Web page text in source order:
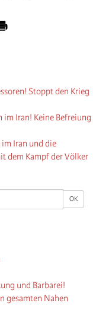
OK
und Barbarei!
gesamten Nahen
Stoppt den Krieg
im Iran! Keine Befreiung
Iran und die
dem Kampf der Völker